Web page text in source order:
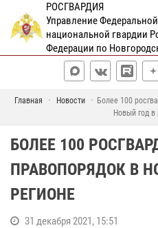
РОСГВАРДИЯ
Управление
национальной гвардии
Федерации по
Главная Новости
Более 100
Новый год в
БОЛЕЕ 100
ПРАВОПОРЯДОК В
РЕГИОНЕ
31 декабря 2021, 15:51